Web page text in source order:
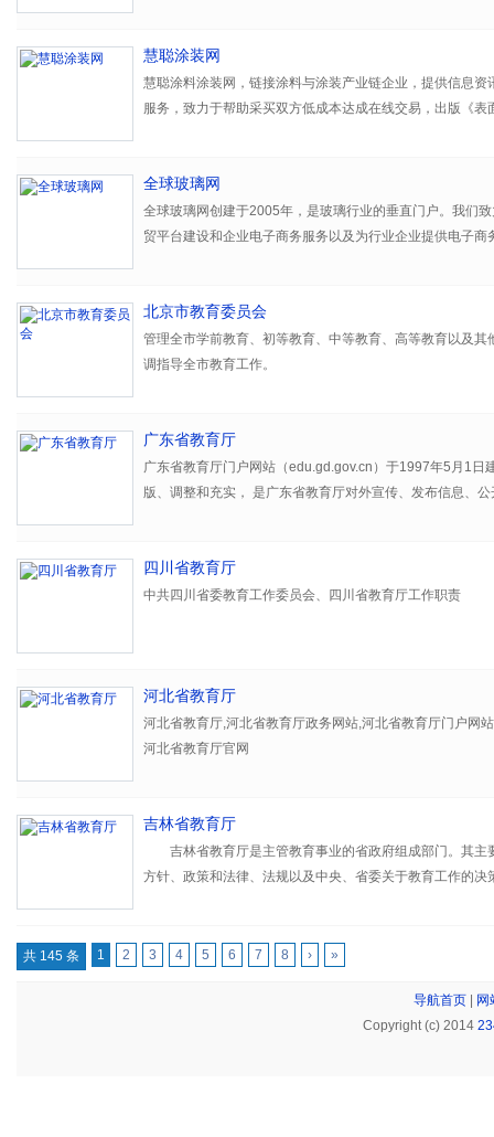
慧聪涂装网
慧聪涂料涂装网，链接涂料与涂装产业链企业，提供信息资
服务，致力于帮助采买双方低成本达成在线交易，出版《表
全球玻璃网
全球玻璃网创建于2005年，是玻璃行业的垂直门户。我们
贸平台建设和企业电子商务服务以及为行业企业提供电子商
全球玻璃网在玻璃商务服务领域拥有丰富的经验，经过我们
拥有一支遍布全国各县市的，训练有素、经验一流的服务队
广度和深度，使国内尚未上网的企业同样可以参与商业信息
对于未来的市场而言，我们的能力还有很大的不足，但对于
任感和使命感，本着\"为客户创造价值\"的宗旨。并致力于\"
价值\"的战略目标，努力打造新一代行业电子商务门户网站。
北京市教育委员会
管理全市学前教育、初等教育、中等教育、高等教育以及其
调指导全市教育工作。
广东省教育厅
广东省教育厅门户网站（edu.gd.gov.cn）于1997年5月1日
版、调整和充实， 是广东省教育厅对外宣传、发布信息、
四川省教育厅
中共四川省委教育工作委员会、四川省教育厅工作职责
二、拟订全省教育体制改革政策和教育事业发展规划，负责
和协调管理，指导各级各类学校的教育教学改革和中小学布
三、负责义务教育的宏观指导与协调，推进全省义务教育
指导普通高中教育、幼儿教育和特殊教育工作，推进基础教
四、统筹和指导全省教育督导工作，负责组织和指导对中
河北省教育厅
河北省教育厅,河北省教育厅政务网站,河北省教育厅门户网
河北省教育厅官网
吉林省教育厅
吉林省教育厅是主管教育事业的省政府组成部门。其主
方针、政策和法律、法规以及中央、省委关于教育工作的决
作，负责全省高等教育考试招生和学籍学历管理工作，指
的其他事项。 中共吉林省委教育工作委员会与教育厅合
指导全省教育系统的党建工作，指导中小学生德育、大学
共 145 条 1 2 3 4 5 6 7 8 › »
导航首页|
网
Copyright (c) 2014